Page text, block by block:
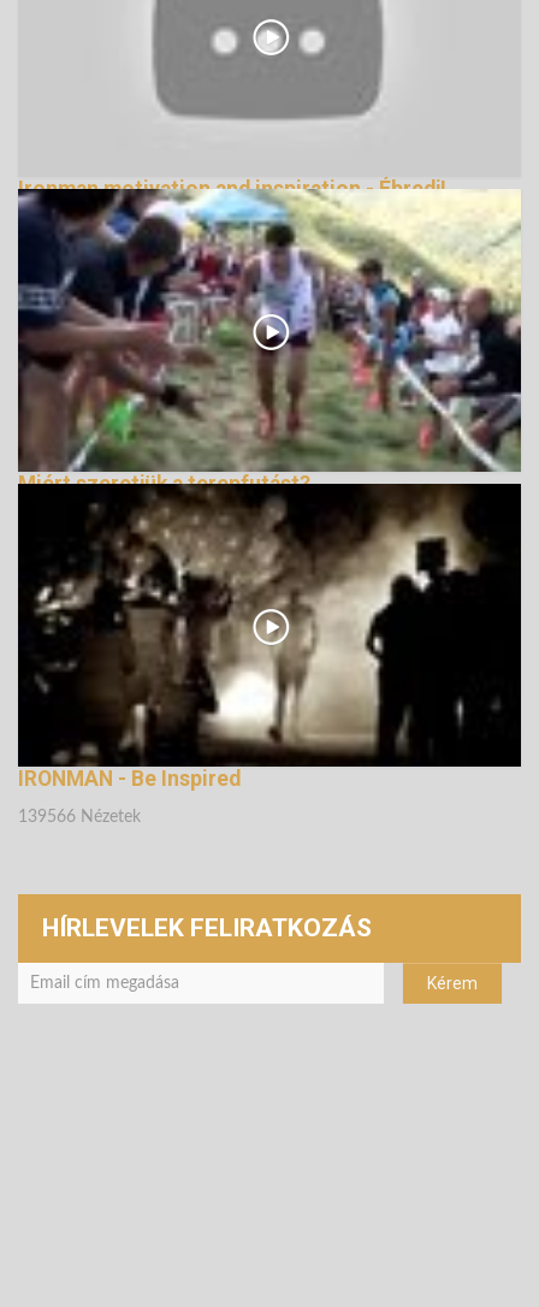
Ironman motivation and inspiration - Ébredj!
139145 Nézetek
Miért szeretjük a terepfutást?
139213 Nézetek
IRONMAN - Be Inspired
139566 Nézetek
HÍRLEVELEK FELIRATKOZÁS